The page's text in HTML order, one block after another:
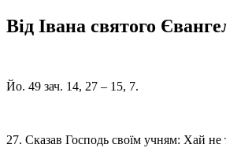
Від Івана святого
Йо. 49 зач. 14, 27 – 15, 7.
27. Сказав Господь своїм учням: Хай не